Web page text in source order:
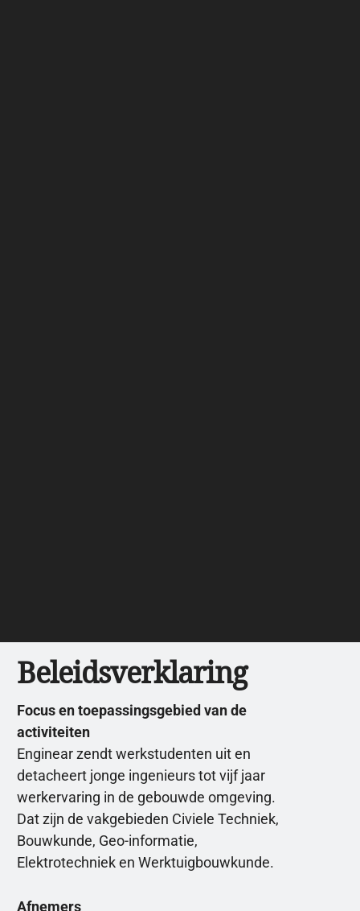
Beleidsverklaring
Focus en toepassingsgebied van de
activiteiten
Enginear zendt werkstudenten uit en
detacheert jonge ingenieurs tot vijf jaar
werkervaring in de gebouwde omgeving.
Dat zijn de vakgebieden Civiele Techniek,
Bouwkunde, Geo-informatie,
Elektrotechniek en Werktuigbouwkunde.
Afnemers